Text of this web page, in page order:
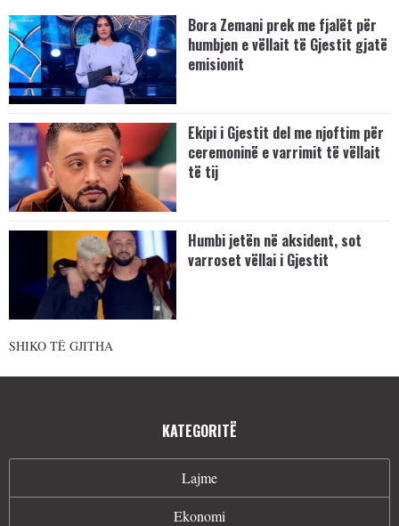
Bora Zemani prek me fjalët për
humbjen e vëllait të Gjestit gjatë
emisionit
Ekipi i Gjestit del me njoftim për
ceremoninë e varrimit të vëllait
të tij
Humbi jetën në aksident, sot
varroset vëllai i Gjestit
SHIKO TË GJITHA
KATEGORITË
Lajme
Ekonomi